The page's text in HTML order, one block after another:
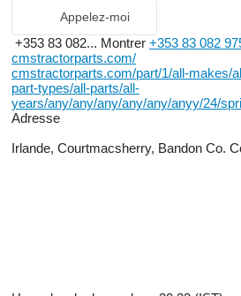
Appelez-moi
+353 83 082... Montrer +353 83 082
cmstractorparts.com/
cmstractorparts.com/part/1/all-makes/
part-types/all-parts/all-
years/any/any/any/any/any/anyy/24/
Adresse
Irlande, Courtmacsherry, Bandon Co.